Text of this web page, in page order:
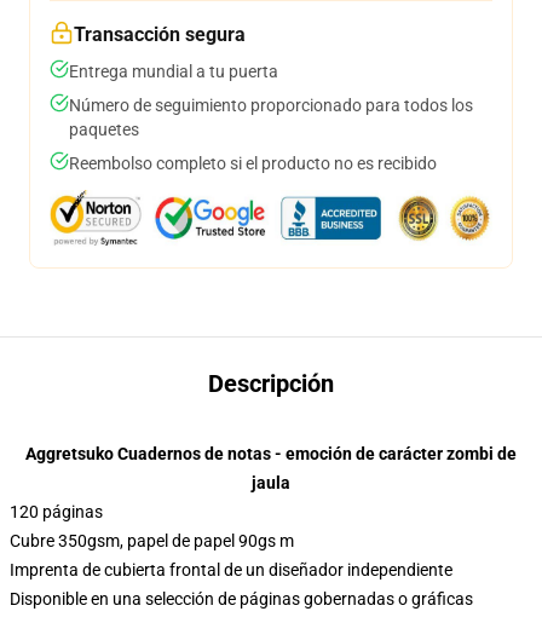
Transacción segura
Entrega mundial a tu puerta
Número de seguimiento proporcionado para todos los
paquetes
Reembolso completo si el producto no es recibido
Descripción
Aggretsuko Cuadernos de notas - emoción de carácter zombi de
jaula
120 páginas
Cubre 350gsm, papel de papel 90gs m
Imprenta de cubierta frontal de un diseñador independiente
Disponible en una selección de páginas gobernadas o gráficas